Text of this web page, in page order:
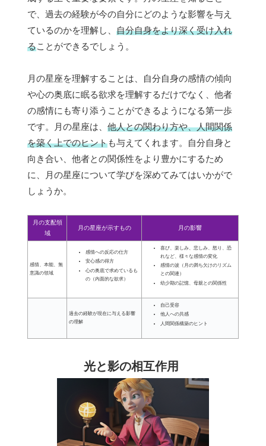
で、過去の経験が今の自分にどのような影響を与え
ているのかを理解し、 自分自身をより深く受け入れ
ることができるでしょう。
月の星座を理解することは、自分自身の感情の傾向
や心の奥底に眠る欲求を理解するだけでなく、他者
の感情にも寄り添うことができるようになる第一歩
です。月の星座は、 他人との関わり方や、人間関係
を築く上でのヒントも与えてくれます。自分自身と
向き合い、他者との関係性をより豊かにするため
に、月の星座について学びを深めてみてはいかがで
しょうか。
月の支配領
域
月の星座が示すもの 月の影響
感情、本能、無
意識の領域
感情への反応の仕方
安心感の得方
心の奥底で求めているも
の（内面的な欲求）
喜び、楽しみ、悲しみ、怒り、恐
れなど、様々な感情の変化
感情の波（月の満ち欠けのリズム
との関連）
幼少期の記憶、母親との関係性
過去の経験が現在に与える影響
の理解
自己受容
他人への共感
人間関係構築のヒント
光と影の相互作用